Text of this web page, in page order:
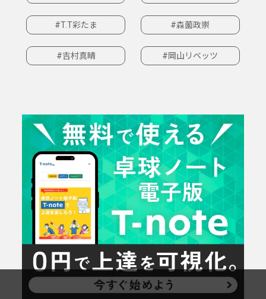
#T.T彩たま #森薗政崇
#吉村真晴 #岡山リベッツ